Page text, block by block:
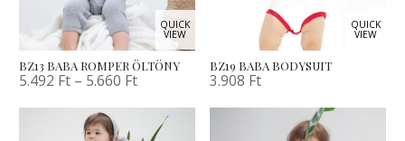
QUICK
VIEW
BZ13 BABA ROMPER ÖLTÖNY
5.492 Ft – 5.660 Ft
QUICK
VIEW
BZ19 BABA BODYSUIT
3.908 Ft